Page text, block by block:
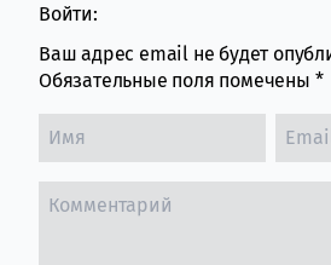
Войти:
Ваш адрес email не будет
Обязательные поля помечены *